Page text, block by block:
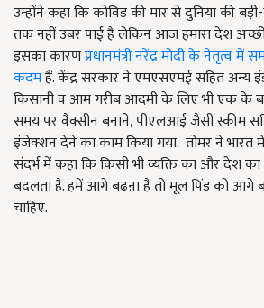
उन्होंने कहा कि कोविड की मार से दुनिया की
तक नहीं उबर पाई हैं लेकिन आज हमारा देश
इसका कारणप्रधानमंत्री नरेंद्र मोदी के नेतृत्व
कदमहैं. केंद्र सरकार ने एमएसएमई सहित अन्य
किसानी व आम गरीब आदमी के लिए भी एक के
समय पर वैक्सीन बनाने, पीएलआई जैसी स्कीम
इंजेक्शन देने का काम किया गया. तोमर ने भारत
संदर्भ में कहा कि किसी भी व्यक्ति का और देश
बदलता है. हमें आगे बढऩा है तो मूल पिंड को आगे
चाहिए.